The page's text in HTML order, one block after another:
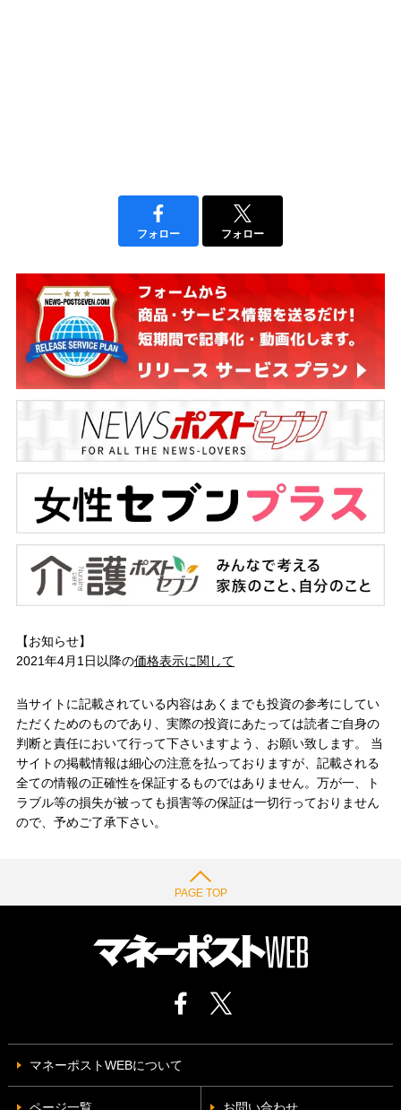
フォロー フォロー
【お知らせ】
2021年4月1日以降の価格表示に関して
当サイトに記載されている内容はあくまでも投資の参考にしてい
ただくためのものであり、実際の投資にあたっては読者ご自身の
判断と責任において行って下さいますよう、お願い致します。 当
サイトの掲載情報は細心の注意を払っておりますが、記載される
全ての情報の正確性を保証するものではありません。万が一、ト
ラブル等の損失が被っても損害等の保証は一切行っておりません
ので、予めご了承下さい。
PAGE TOP
マネーポストWEBについて